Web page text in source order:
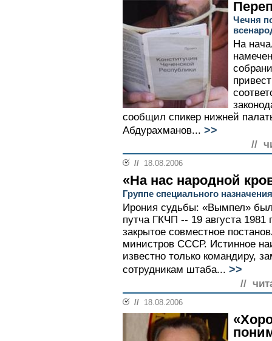
Чечня
На
сообщил спикер нижней
Абдурахманов... >>
//
// 18.08.2006
«На нас народной
Группе специального
Ирония судьбы: «Вымпел»
путча ГКЧП -- 19 августа
закрытое совместное
министров СССР. Истинное
известно только командиру,
сотрудникам штаба... >>
//
// 18.08.2006